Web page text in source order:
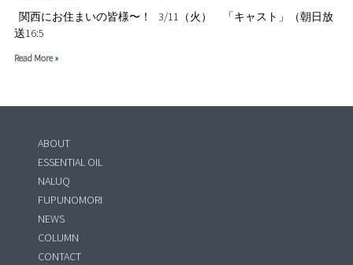
関西にお住まいの皆様〜！ 3/11（火） 「キャスト」（朝日放
送16:5
Read More »
ABOUT
ESSENTIAL OIL
NALUQ
FUPUNOMORI
NEWS
COLUMN
CONTACT